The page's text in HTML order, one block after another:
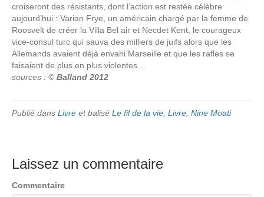
croiseront des résistants, dont l’action est restée célèbre
aujourd’hui : Varian Frye, un américain chargé par la femme de
Roosvelt de créer la Villa Bel air et Necdet Kent, le courageux
vice-consul turc qui sauva des milliers de juifs alors que les
Allemands avaient déjà envahi Marseille et que les rafles se
faisaient de plus en plus violentes…
sources : ©Balland 2012
Publié dans Livre et balisé Le fil de la vie Livre Nine Moati
Laissez un commentaire
Commentaire